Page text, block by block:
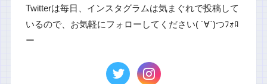
Twitterは毎日、インスタグラムは気まぐれで投稿して
いるので、お気軽にフォローしてください( ´∀`)つﾌｫﾛ
ー